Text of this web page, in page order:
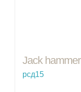
Jack hammer
рсд15